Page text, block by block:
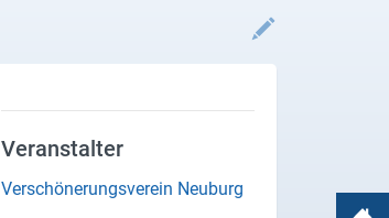
Veranstalter
Verschönerungsverein Neuburg